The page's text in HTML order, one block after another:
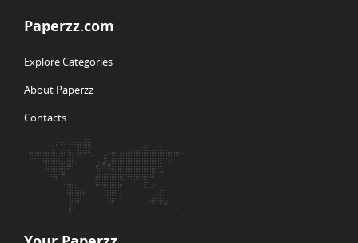
Paperzz.com
Explore Categories
About Paperzz
Contacts